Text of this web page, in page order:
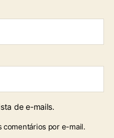
de e-mails.
por e-mail.